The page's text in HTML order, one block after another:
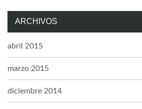
ARCHIVOS
abril 2015
marzo 2015
diciembre 2014